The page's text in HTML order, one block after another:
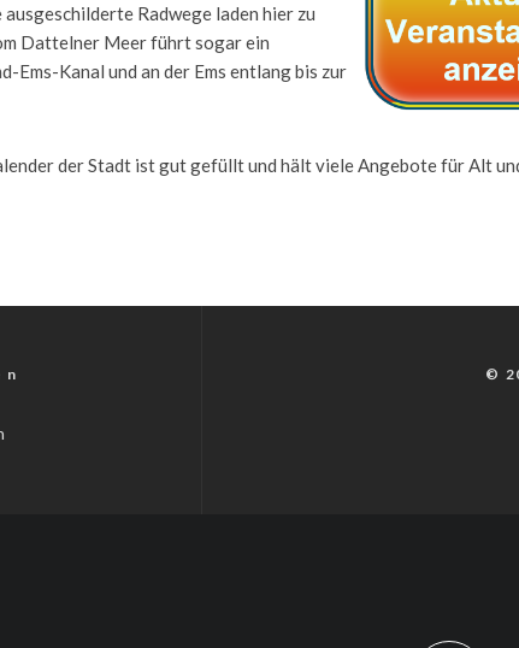
Radwege laden hier zu
Dattelner Meer führt sogar ein
Ems-Kanal und an der Ems entlang bis zur
der Stadt ist gut gefüllt und hält viele Angebote für Alt
n ©